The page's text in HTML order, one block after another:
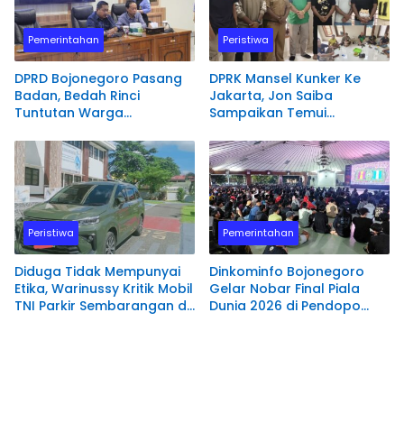
Pemerintahan
DPRD Bojonegoro Pasang
Badan, Bedah Rinci
Tuntutan Warga
Bendungan Karangnongko
Peristiwa
DPRK Mansel Kunker Ke
Jakarta, Jon Saiba
Sampaikan Temui
Melaksanakan Diskusi
Terkait Masa Depan
Sumber daya Manusia.
Peristiwa
Diduga Tidak Mempunyai
Etika, Warinussy Kritik Mobil
TNI Parkir Sembarangan di
Pemerintahan
Dinkominfo Bojonegoro
Gelar Nobar Final Piala
Dunia 2026 di Pendopo